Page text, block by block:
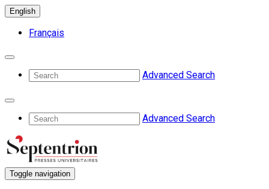
English
Français
Advanced Search
Advanced Search
Toggle navigation